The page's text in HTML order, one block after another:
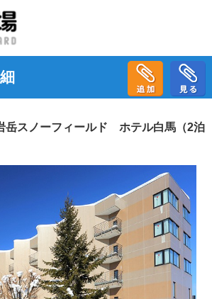
スノーフィールド ホテル白馬（2泊